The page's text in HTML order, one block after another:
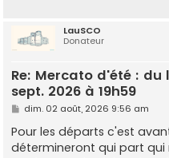
LauSCO
Donateur
Re: Mercato d'été : du
sept. 2026 à 19h59
M
s
s
a
dim. 02 août, 2026 9:56 am
Pour les départs c'est
détermineront qui part qui